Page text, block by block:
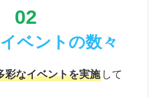
02
ベントの数々
彩なイベントを実施して